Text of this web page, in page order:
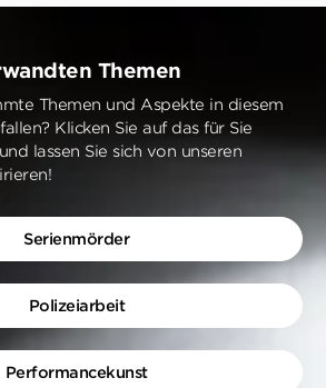
Themen
Themen und Aspekte in diesem
Klicken Sie auf das für Sie
lassen Sie sich von unseren
Serienmörder
Polizeiarbeit
Performancekunst